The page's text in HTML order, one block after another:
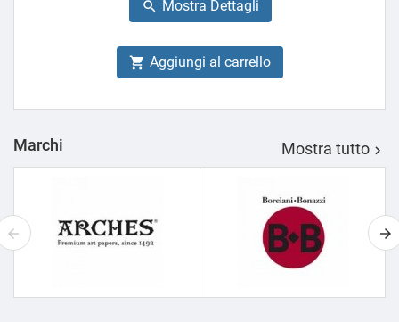
 Mostra Dettagli
 Aggiungi al carrello
Marchi Mostra tutto 